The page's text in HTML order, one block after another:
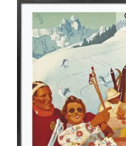
Speil
Trykk av bilder/
SOMMEROUTLET